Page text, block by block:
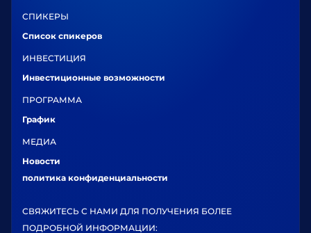
СПИКЕРЫ
Список спикеров
ИНВЕСТИЦИЯ
Инвестиционные возможности
ПРОГРАММА
График
МЕДИА
Новости
политика конфиденциальности
СВЯЖИТЕСЬ С НАМИ ДЛЯ ПОЛУЧЕНИЯ БОЛЕЕ
ПОДРОБНОЙ ИНФОРМАЦИИ: